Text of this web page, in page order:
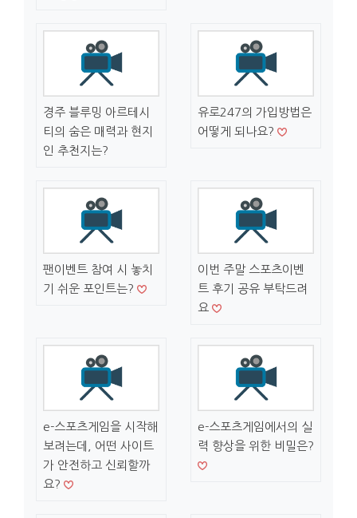
경주 블루밍 아르테시
티의 숨은 매력과 현지
인 추천지는?
유로247의 가입방법은
어떻게 되나요?
팬이벤트 참여 시 놓치
기 쉬운 포인트는?
이번 주말 스포츠이벤
트 후기 공유 부탁드려
요
e-스포츠게임을 시작해
보려는데, 어떤 사이트
가 안전하고 신뢰할까
요?
e-스포츠게임에서의 실
력 향상을 위한 비밀은?